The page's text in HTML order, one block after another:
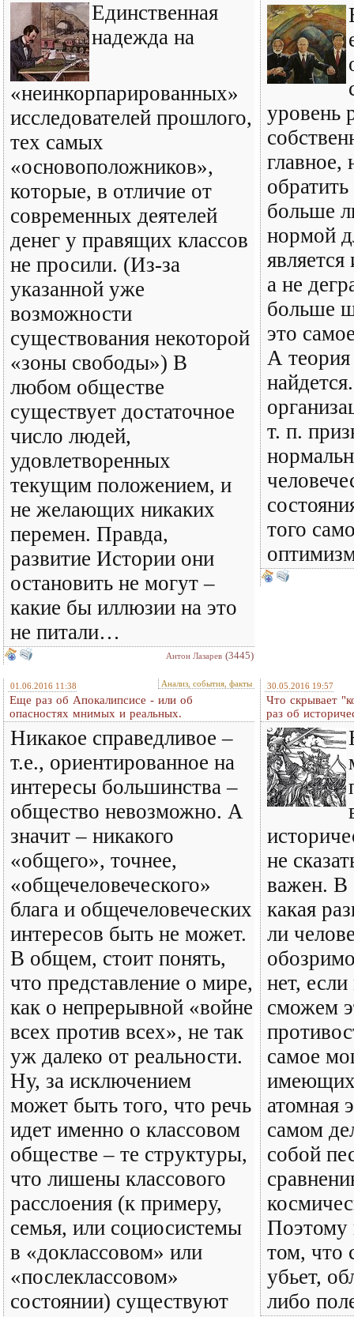
Единственная
надежда на
«неинкорпарированных»
исследователей прошлого,
тех самых
«основоположников»,
которые, в отличие от
современных деятелей
денег у правящих классов
не просили. (Из-за
указанной уже
возможности
существования некоторой
«зоны свободы») В
любом обществе
существует достаточное
число людей,
удовлетворенных
текущим положением, и
не желающих никаких
перемен. Правда,
развитие Истории они
остановить не могут –
какие бы иллюзии на это
не питали…
Антон Лазарев (3445)
уровень
главное,
больше
нормой
а не
больше
это
А теория
т. п.
того
01.06.2016 11:38 Анализ, события, факты
Еще раз об Апокалипсисе - или об
опасностях мнимых и реальных.
Никакое справедливое –
т.е., ориентированное на
интересы большинства –
общество невозможно. А
значит – никакого
«общего», точнее,
«общечеловеческого»
блага и общечеловеческих
интересов быть не может.
В общем, стоит понять,
что представление о мире,
как о непрерывной «войне
всех против всех», не так
уж далеко от реальности.
Ну, за исключением
может быть того, что речь
идет именно о классовом
обществе – те структуры,
что лишены классового
расслоения (к примеру,
семья, или социосистемы
в «доклассовом» или
«послеклассовом»
состоянии) существуют
30.05.2016 19:57
Что скрывает
раз об
не
важен. В
какая
ли
нет,
сможем
самое
атомная
самом
собой
Поэтому
том, что
убьет,
либо